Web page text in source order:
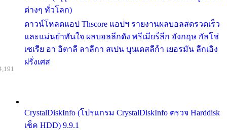
ต่างๆ ทั่วโลก)
ดาวน์โหลดแอป Thscore แอปฯ รายงานผลบอลสดรวดเร็ว
และแม่นยำทันใจ ผลบอลลีกดัง พรีเมียร์ลีก อังกฤษ กัลโช่
เซเรีย อา อิตาลี ลาลีกา สเปน บุนเดสลีก้า เยอรมัน ลีกเอิง
ฝรั่งเศส
CrystalDiskInfo (โปรแกรม CrystalDiskInfo ตรวจ Harddisk
เช็ค HDD) 9.9.1